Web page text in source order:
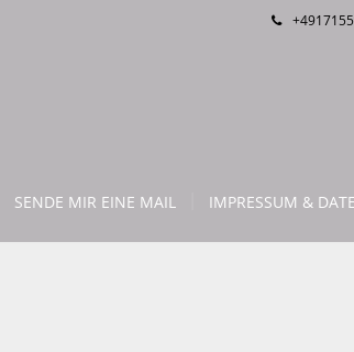
SENDE MIR EINE MAIL IMPRESSUM &